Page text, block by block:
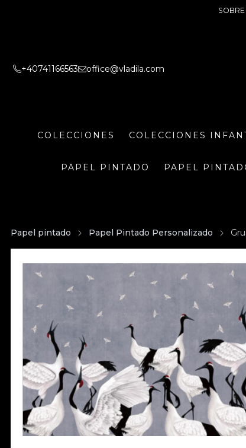
+40741166563 office@vladila.com
COLECCIONES COLECCIONES
PAPEL PINTADO PAPEL
Papel pintado Papel Pintado Personalizado